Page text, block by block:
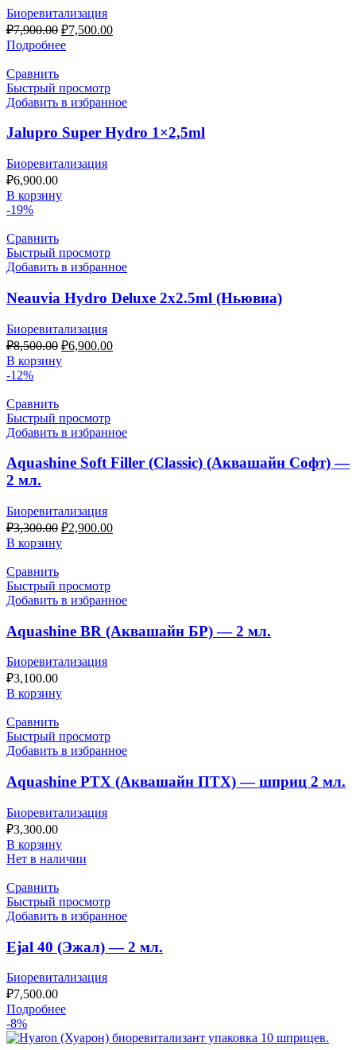
Биоревитализация
₽7,900.00 ₽7,500.00
Подробнее
Сравнить
Быстрый просмотр
Добавить в избранное
Jalupro Super Hydro 1×2,5ml
Биоревитализация
₽6,900.00
В корзину
-19%
Сравнить
Быстрый просмотр
Добавить в избранное
Neauvia Hydro Deluxe 2х2.5ml (Ньювиа)
Биоревитализация
₽8,500.00 ₽6,900.00
В корзину
-12%
Сравнить
Быстрый просмотр
Добавить в избранное
Aquashine Soft Filler (Classic) (Аквашайн Софт) —
2 мл.
Биоревитализация
₽3,300.00 ₽2,900.00
В корзину
Сравнить
Быстрый просмотр
Добавить в избранное
Aquashine BR (Аквашайн БР) — 2 мл.
Биоревитализация
₽3,100.00
В корзину
Сравнить
Быстрый просмотр
Добавить в избранное
Aquashine PTX (Аквашайн ПТХ) — шприц 2 мл.
Биоревитализация
₽3,300.00
В корзину
Нет в наличии
Сравнить
Быстрый просмотр
Добавить в избранное
Ejal 40 (Эжал) — 2 мл.
Биоревитализация
₽7,500.00
Подробнее
-8%